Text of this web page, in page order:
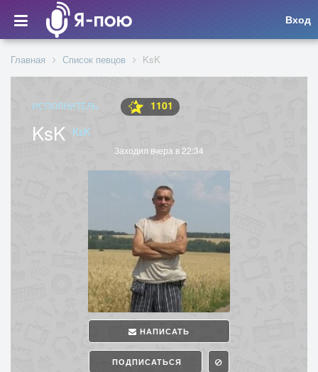
Вход
Главная Список певцов KsK
ИСПОЛНИТЕЛЬ 1101
KsK KsK
Заходил вчера в 22:34
НАПИСАТЬ
ПОДПИСАТЬСЯ